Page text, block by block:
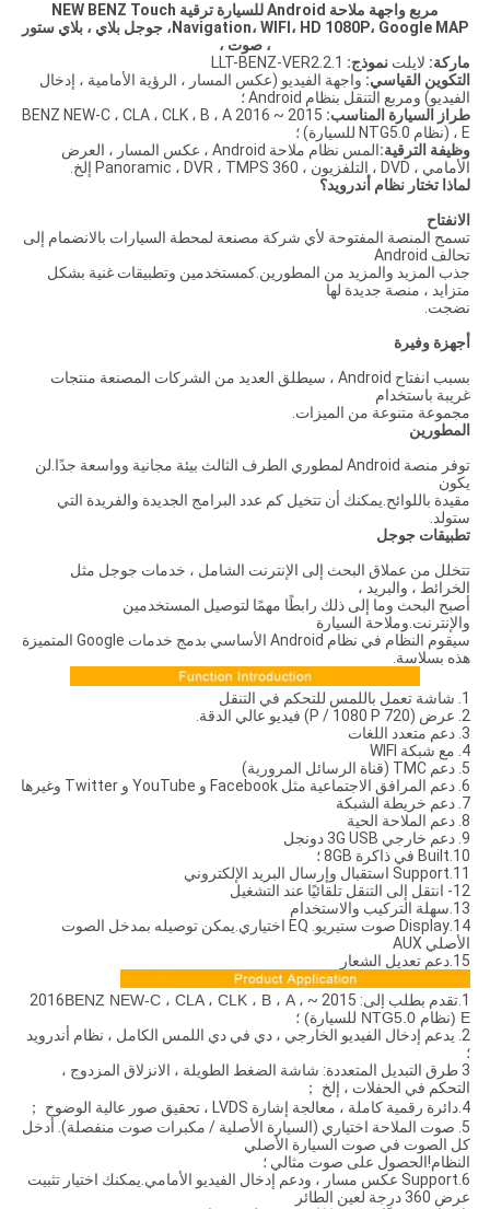
مربع واجهة ملاحة Android للسيارة ترقية NEW BENZ Touch
Navigation، WIFI، HD 1080P، Google MAP،
جوجل بلاي ، بلاي ستور
، صوت ،
ماركة: لايلت نموذج:
التكوين القياسي: واجهة الفيديو (عكس المسار ، الرؤية الأمامية ، إدخال
الفيديو) ومربع التنقل بنظام Android ؛
طراز السيارة المناسب:
2015 ~ 2016 BENZ NEW-C ، CLA ، CLK ، B ، A
، E (نظام NTG5.0 للسيارة) ؛
وظيفة الترقية:
المس نظام ملاحة Android ، عكس المسار ، العرض
الأمامي ، DVD ، التلفزيون ، 360 Panoramic ، DVR ، TMPS إلخ.
لماذا تختار نظام أندرويد؟
الانفتاح
تسمح المنصة المفتوحة لأي شركة مصنعة لمحطة السيارات بالانضمام إلى
تحالف Android
جذب المزيد والمزيد من المطورين.كمستخدمين وتطبيقات غنية بشكل
متزايد ، منصة جديدة لها
نضجت.
أجهزة وفيرة
بسبب انفتاح Android ، سيطلق العديد من الشركات المصنعة منتجات
غريبة باستخدام
مجموعة متنوعة من الميزات.
المطورين
توفر منصة Android لمطوري الطرف الثالث بيئة مجانية وواسعة جدًا.لن
يكون
مقيدة باللوائح.يمكنك أن تتخيل كم عدد البرامج الجديدة والفريدة التي
ستولد.
تطبيقات جوجل
تتخلل من عملاق البحث إلى الإنترنت الشامل ، خدمات جوجل مثل
الخرائط ، والبريد ،
أصبح البحث وما إلى ذلك رابطًا مهمًا لتوصيل المستخدمين
والإنترنت.وملاحة السيارة
سيقوم النظام في نظام Android الأساسي بدمج خدمات Google المتميزة
هذه بسلاسة.
1. شاشة تعمل باللمس للتحكم في التنقل
2. عرض (720 P / 1080 P) فيديو عالي الدقة.
3. دعم متعدد اللغات
4. مع شبكة WIFI
5. دعم TMC (قناة الرسائل المرورية)
6. دعم المرافق الاجتماعية مثل Facebook و YouTube و Twitter وغيرها
7. دعم خريطة الشبكة
8. دعم الملاحة الحية
9. دعم خارجي 3G USB دونجل
10.Built في ذاكرة 8GB ؛
11.Support استقبال وإرسال البريد الإلكتروني
12- انتقل إلى التنقل تلقائيًا عند التشغيل
13.سهلة التركيب والاستخدام
14.Display صوت ستيريو. EQ اختياري.يمكن توصيله بمدخل الصوت
الأصلي AUX
15.دعم تعديل الشعار
1.تقدم بطلب إلى: 2015 ~ 2016
BENZ NEW-C ، CLA ، CLK ، B ، A ،
E (نظام NTG5.0 للسيارة) ؛
2. يدعم إدخال الفيديو الخارجي ، دي في دي اللمس الكامل ، نظام أندرويد
؛
3 طرق التبديل المتعددة: شاشة الضغط الطويلة ، الانزلاق المزدوج ،
التحكم في الحفلات ، إلخ ；
4.دائرة رقمية كاملة ، معالجة إشارة LVDS ، تحقيق صور عالية الوضوح ；
5. صوت الملاحة اختياري (السيارة الأصلية / مكبرات صوت منفصلة). أدخل
كل الصوت في صوت السيارة الأصلي
النظام!الحصول على صوت مثالي ؛
6.Support عكس مسار ، ودعم إدخال الفيديو الأمامي.يمكنك اختيار تثبيت
عرض 360 درجة لعين الطائر